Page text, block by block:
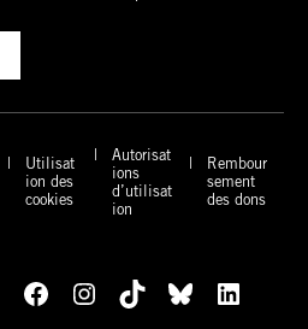
Utilisat
ion des
cookies
Autorisat
ions
d’utilisat
ion
Rembour
sement
des dons
Facebook Instagram TikTok Bluesky
LinkedIn